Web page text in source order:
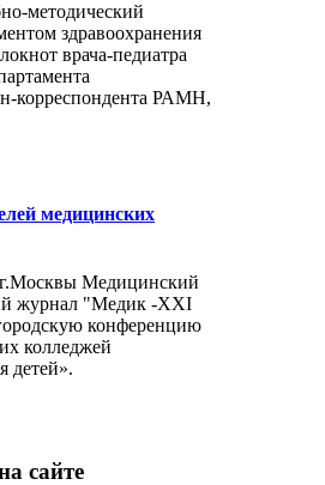
методический
здравоохранения
врача-педиатра
корреспондента РАМН,
медицинских
г.Москвы Медицинский
журнал "Медик -ХХI
конференцию
колледжей
детей».
сайте